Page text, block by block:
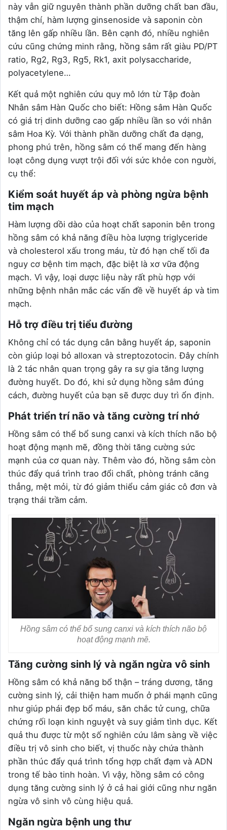
này vẫn giữ nguyên thành phần dưỡng chất ban đầu,
thậm chí, hàm lượng ginsenoside và saponin còn
tăng lên gấp nhiều lần. Bên cạnh đó, nhiều nghiên
cứu cũng chứng minh rằng, hồng sâm rất giàu PD/PT
ratio, Rg2, Rg3, Rg5, Rk1, axit polysaccharide,
polyacetylene…
Kết quả một nghiên cứu quy mô lớn từ Tập đoàn
Nhân sâm Hàn Quốc cho biết: Hồng sâm Hàn Quốc
có giá trị dinh dưỡng cao gấp nhiều lần so với nhân
sâm Hoa Kỳ. Với thành phần dưỡng chất đa dạng,
phong phú trên, hồng sâm có thể mang đến hàng
loạt công dụng vượt trội đối với sức khỏe con người,
cụ thể:
Kiểm soát huyết áp và phòng ngừa bệnh
tim mạch
Hàm lượng dồi dào của hoạt chất saponin bên trong
hồng sâm có khả năng điều hòa lượng triglyceride
và cholesterol xấu trong máu, từ đó hạn chế tối đa
nguy cơ bệnh tim mạch, đặc biệt là xơ vữa động
mạch. Vì vậy, loại dược liệu này rất phù hợp với
những bệnh nhân mắc các vấn đề về huyết áp và tim
mạch.
Hỗ trợ điều trị tiểu đường
Không chỉ có tác dụng cân bằng huyết áp, saponin
còn giúp loại bỏ alloxan và streptozotocin. Đây chính
là 2 tác nhân quan trọng gây ra sự gia tăng lượng
đường huyết. Do đó, khi sử dụng hồng sâm đúng
cách, đường huyết của bạn sẽ được duy trì ổn định.
Phát triển trí não và tăng cường trí nhớ
Hồng sâm có thể bổ sung canxi và kích thích não bộ
hoạt động mạnh mẽ, đồng thời tăng cường sức
mạnh của cơ quan này. Thêm vào đó, hồng sâm còn
thúc đẩy quá trình trao đổi chất, phòng tránh căng
thẳng, mệt mỏi, từ đó giảm thiểu cảm giác cô đơn và
trạng thái trầm cảm.
Hồng sâm có thể bổ sung canxi và kích thích não bộ
hoạt động mạnh mẽ.
Tăng cường sinh lý và ngăn ngừa vô sinh
Hồng sâm có khả năng bổ thận – tráng dương, tăng
cường sinh lý, cải thiện ham muốn ở phái mạnh cũng
như giúp phái đẹp bổ máu, săn chắc tử cung, chữa
chứng rối loạn kinh nguyệt và suy giảm tình dục. Kết
quả thu được từ một số nghiên cứu lâm sàng về việc
điều trị vô sinh cho biết, vị thuốc này chứa thành
phần thúc đẩy quá trình tổng hợp chất đạm và ADN
trong tế bào tinh hoàn. Vì vậy, hồng sâm có công
dụng tăng cường sinh lý ở cả hai giới cũng như ngăn
ngừa vô sinh vô cùng hiệu quả.
Ngăn ngừa bệnh ung thư